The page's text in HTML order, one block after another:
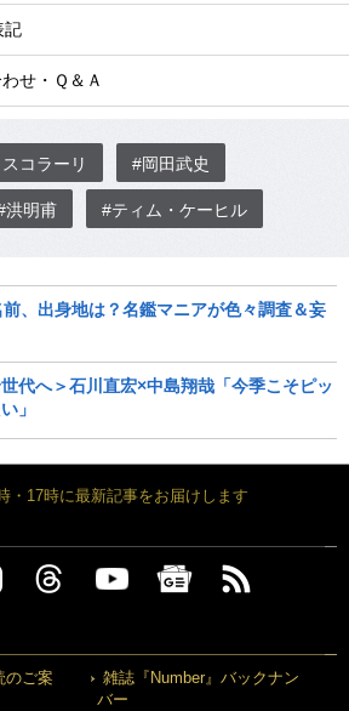
記
せ・Ｑ＆Ａ
コラーリ #岡田武史
洪明甫 #ティム・ケーヒル
、出身地は？名鑑マニアが色々調査＆妄
代へ＞石川直宏×中島翔哉「今季こそピッ
」
・17時に最新記事をお届けします
のご案
雑誌『Number』バックナン
バー